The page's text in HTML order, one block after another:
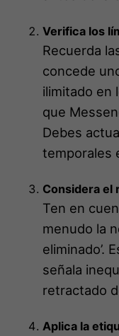
Verifica los
Recuerda
concede
ilimitado en
que
Debes
temporales
Considera el
Ten en
menudo la
eliminado’.
señala
retractado
Aplica la